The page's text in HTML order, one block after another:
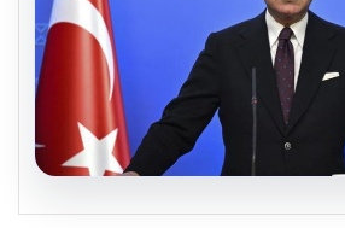
05.08.2026